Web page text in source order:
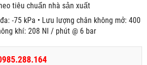
tiêu chuẩn nhà sản xuất
-75 kPa • Lưu lượng chân không mở: 400
khí: 208 Nl / phút @ 6 bar